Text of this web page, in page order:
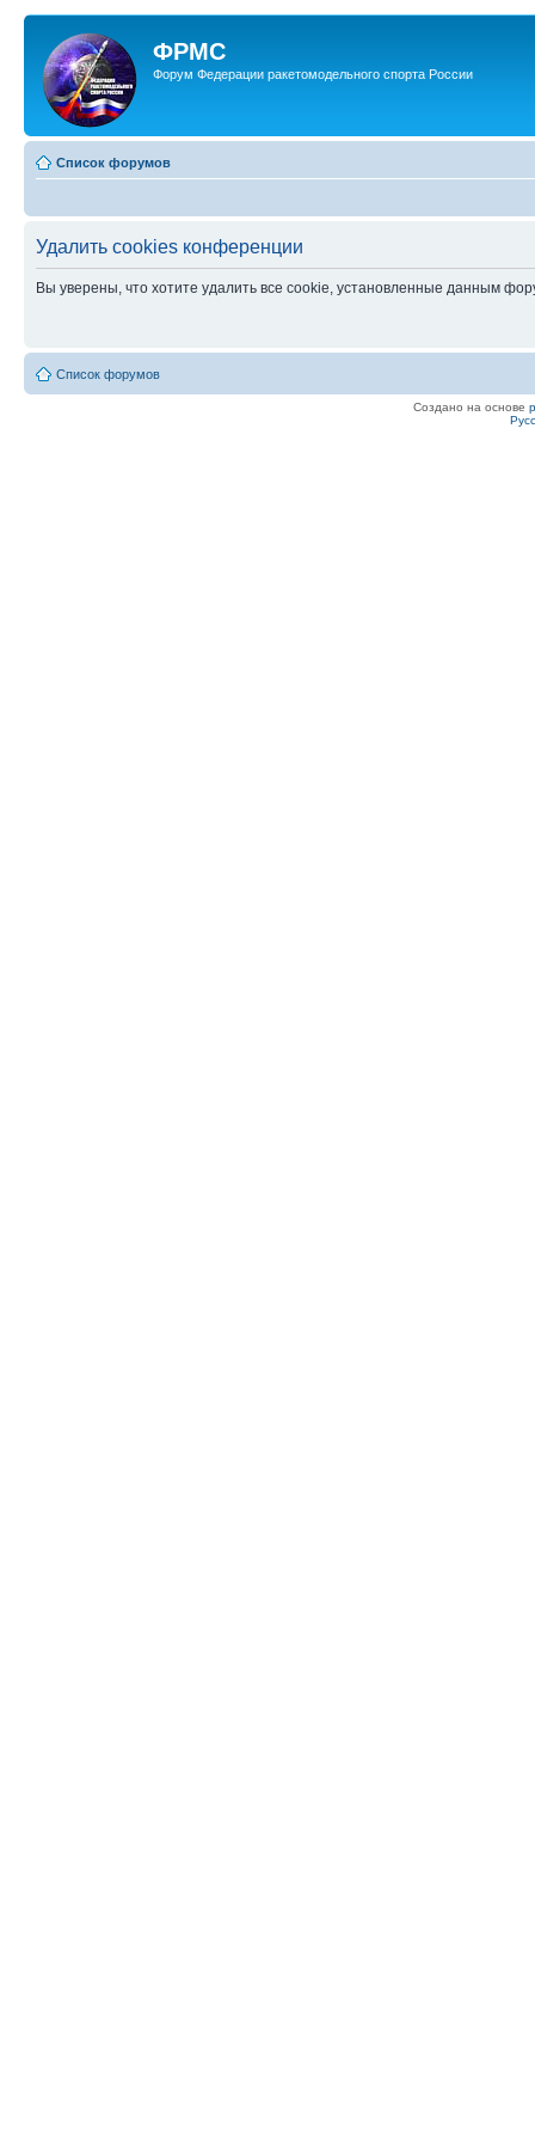
ФРМС
Форум Федерации ракетомодельного спорта России
Список форумов
Удалить cookies конференции
Вы уверены, что хотите удалить все cookie, установленные данным
Список форумов
Создано на основе